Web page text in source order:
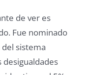
de ver es
Fue nominado
del sistema
desigualdades